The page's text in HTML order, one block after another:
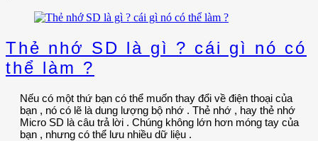
Thẻ nhớ SD là gì ? cái gì nó có
thể làm ?
Nếu có một thứ bạn có thể muốn thay đổi về điện thoại của
bạn , nó có lẽ là dung lượng bộ nhớ . Thẻ nhớ , hay thẻ nhớ
Micro SD là câu trả lời . Chúng không lớn hơn móng tay của
bạn , nhưng có thể lưu nhiều dữ liệu .